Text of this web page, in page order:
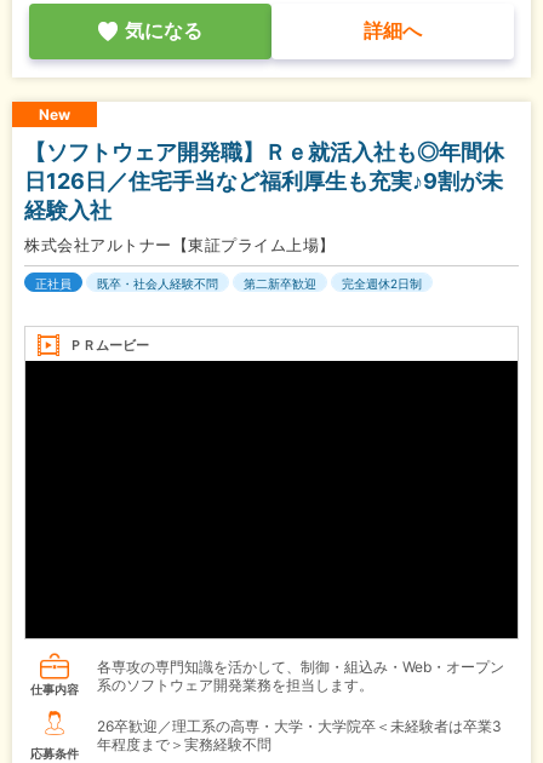
気になる 詳細へ
New
【ソフトウェア開発職】Ｒｅ就活入社も◎年間休
日126日／住宅手当など福利厚生も充実♪9割が未
経験入社
株式会社アルトナー【東証プライム上場】
正社員 既卒・社会人経験不問 第二新卒歓迎 完全週休2日制
ＰＲムービー
仕事内容
各専攻の専門知識を活かして、制御・組込み・Web・オープン
系のソフトウェア開発業務を担当します。
応募条件
26卒歓迎／理工系の高専・大学・大学院卒＜未経験者は卒業3
年程度まで＞実務経験不問